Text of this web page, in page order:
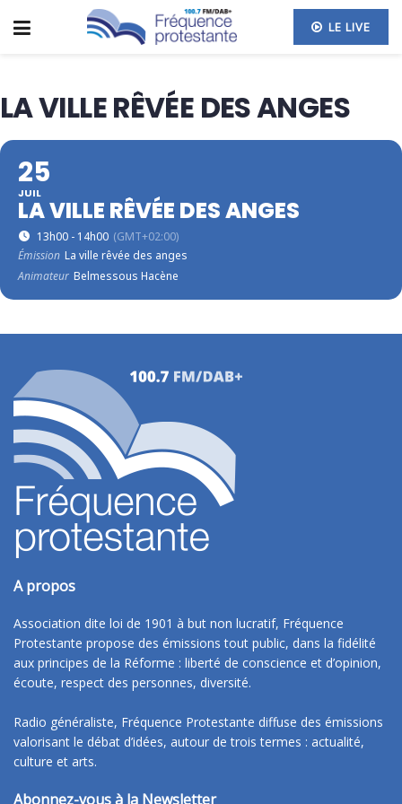
LE LIVE
LA VILLE RÊVÉE DES ANGES
25
JUIL
LA VILLE RÊVÉE DES ANGES
13h00 - 14h00 (GMT+02:00)
Émission La ville rêvée des anges
Animateur Belmessous Hacène
A propos
Association dite loi de 1901 à but non lucratif, Fréquence
Protestante propose des émissions tout public, dans la fidélité
aux principes de la Réforme : liberté de conscience et d’opinion,
écoute, respect des personnes, diversité.
Radio généraliste, Fréquence Protestante diffuse des émissions
valorisant le débat d’idées, autour de trois termes : actualité,
culture et arts.
Abonnez-vous à la Newsletter